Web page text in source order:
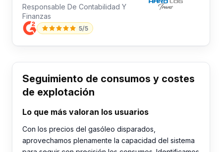
Responsable De Contabilidad Y
Finanzas
5/5
Seguimiento de consumos y costes
de explotación
Lo que más valoran los usuarios
Con los precios del gasóleo disparados,
aprovechamos plenamente la capacidad del sistema